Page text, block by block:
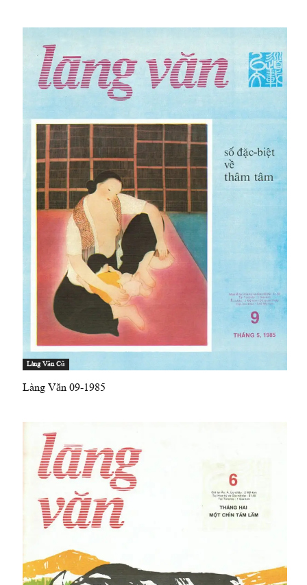
Làng Văn Cũ
Làng Văn 09-1985